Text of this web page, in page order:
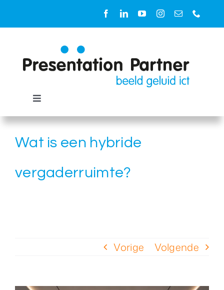
naar
Toggle
Oplossingen
Wat is een hybride
vergaderruimte?
Vorige Volgende